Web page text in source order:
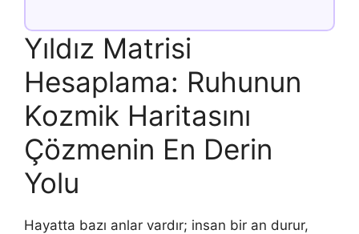
Yıldız Matrisi
Hesaplama: Ruhunun
Kozmik Haritasını
Çözmenin En Derin
Yolu
Hayatta bazı anlar vardır; insan bir an durur,